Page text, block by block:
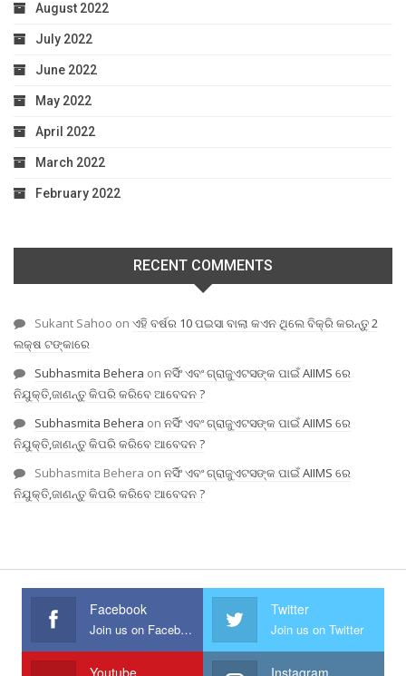
August 2022
July 2022
June 2022
May 2022
April 2022
March 2022
February 2022
RECENT COMMENTS
Sukant Sahoo on ଏହି ବର୍ଷର 10 ପଇସା ବାଲା କଏନ ଥିଲେ ବିକ୍ରି କରନ୍ତୁ 2
ଲକ୍ଷ ଟଙ୍କାରେ
Subhasmita Behera on ନର୍ସିଂ ଏବଂ ଗ୍ରାଜୁଏଟସଙ୍କ ପାଇଁ AIIMS ରେ
ନିଯୁକ୍ତି,ଜାଣନ୍ତୁ କିପରି କରିବେ ଆବେଦନ ?
Subhasmita Behera on ନର୍ସିଂ ଏବଂ ଗ୍ରାଜୁଏଟସଙ୍କ ପାଇଁ AIIMS ରେ
ନିଯୁକ୍ତି,ଜାଣନ୍ତୁ କିପରି କରିବେ ଆବେଦନ ?
Subhasmita Behera on ନର୍ସିଂ ଏବଂ ଗ୍ରାଜୁଏଟସଙ୍କ ପାଇଁ AIIMS ରେ
ନିଯୁକ୍ତି,ଜାଣନ୍ତୁ କିପରି କରିବେ ଆବେଦନ ?
Facebook
Join us on Facebook
Twitter
Join us on Twitter